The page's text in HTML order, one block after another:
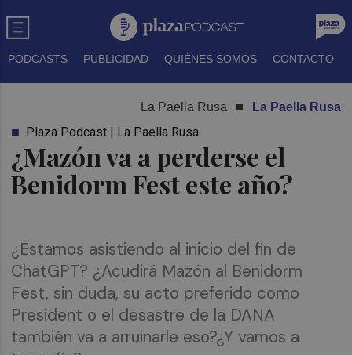
PODCASTS PUBLICIDAD QUIÉNES SOMOS CONTACTO
La Paella Rusa La Paella Rusa
¿Mazón va a perderse el
Benidorm Fest este año?
Plaza Podcast | La Paella Rusa
¿Estamos asistiendo al inicio del fin de
ChatGPT? ¿Acudirá Mazón al Benidorm
Fest, sin duda, su acto preferido como
President o el desastre de la DANA
también va a arruinarle eso?¿Y vamos a